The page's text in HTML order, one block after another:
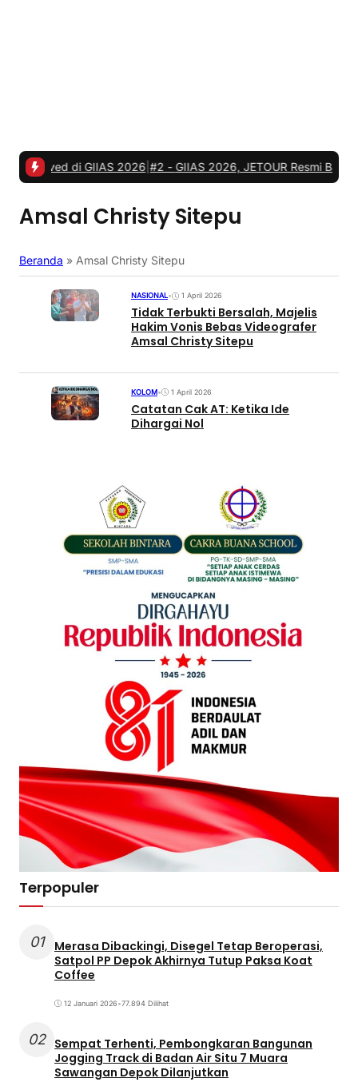
di GIIAS 2026|#2 - GIIAS 2026, JETOUR Resmi Bawa Era
Amsal Christy Sitepu
Beranda » Amsal Christy Sitepu
NASIONAL• 1 April 2026
Tidak Terbukti Bersalah, Majelis
Hakim Vonis Bebas Videografer
Amsal Christy Sitepu
KOLOM• 1 April 2026
Catatan Cak AT: Ketika Ide
Dihargai Nol
Terpopuler
01
Merasa Dibackingi, Disegel Tetap Beroperasi,
Satpol PP Depok Akhirnya Tutup Paksa Koat
Coffee
12 Januari 2026•77.894 Dilihat
02 Sempat Terhenti, Pembongkaran Bangunan
Jogging Track di Badan Air Situ 7 Muara
Sawangan Depok Dilanjutkan